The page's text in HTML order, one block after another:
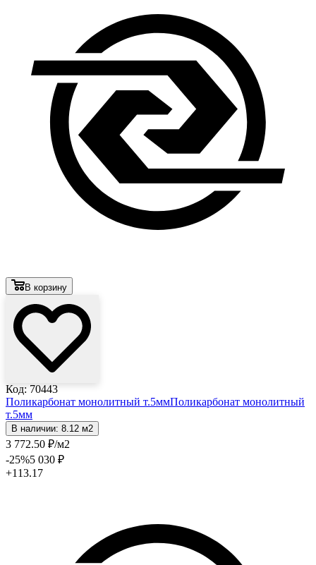
В корзину
Код: 70443
Поликарбонат монолитный т.5ммПоликарбонат монолитный
т.5мм
В наличии: 8.12 м2
3 772.50 ₽/м2
-25%5 030 ₽
+113.17